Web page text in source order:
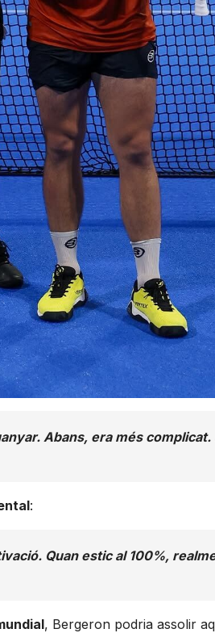
Abans, era més
:
Quan estic al 100%,
, Bergeron podria assolir